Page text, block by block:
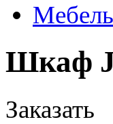
Шкаф
Заказать